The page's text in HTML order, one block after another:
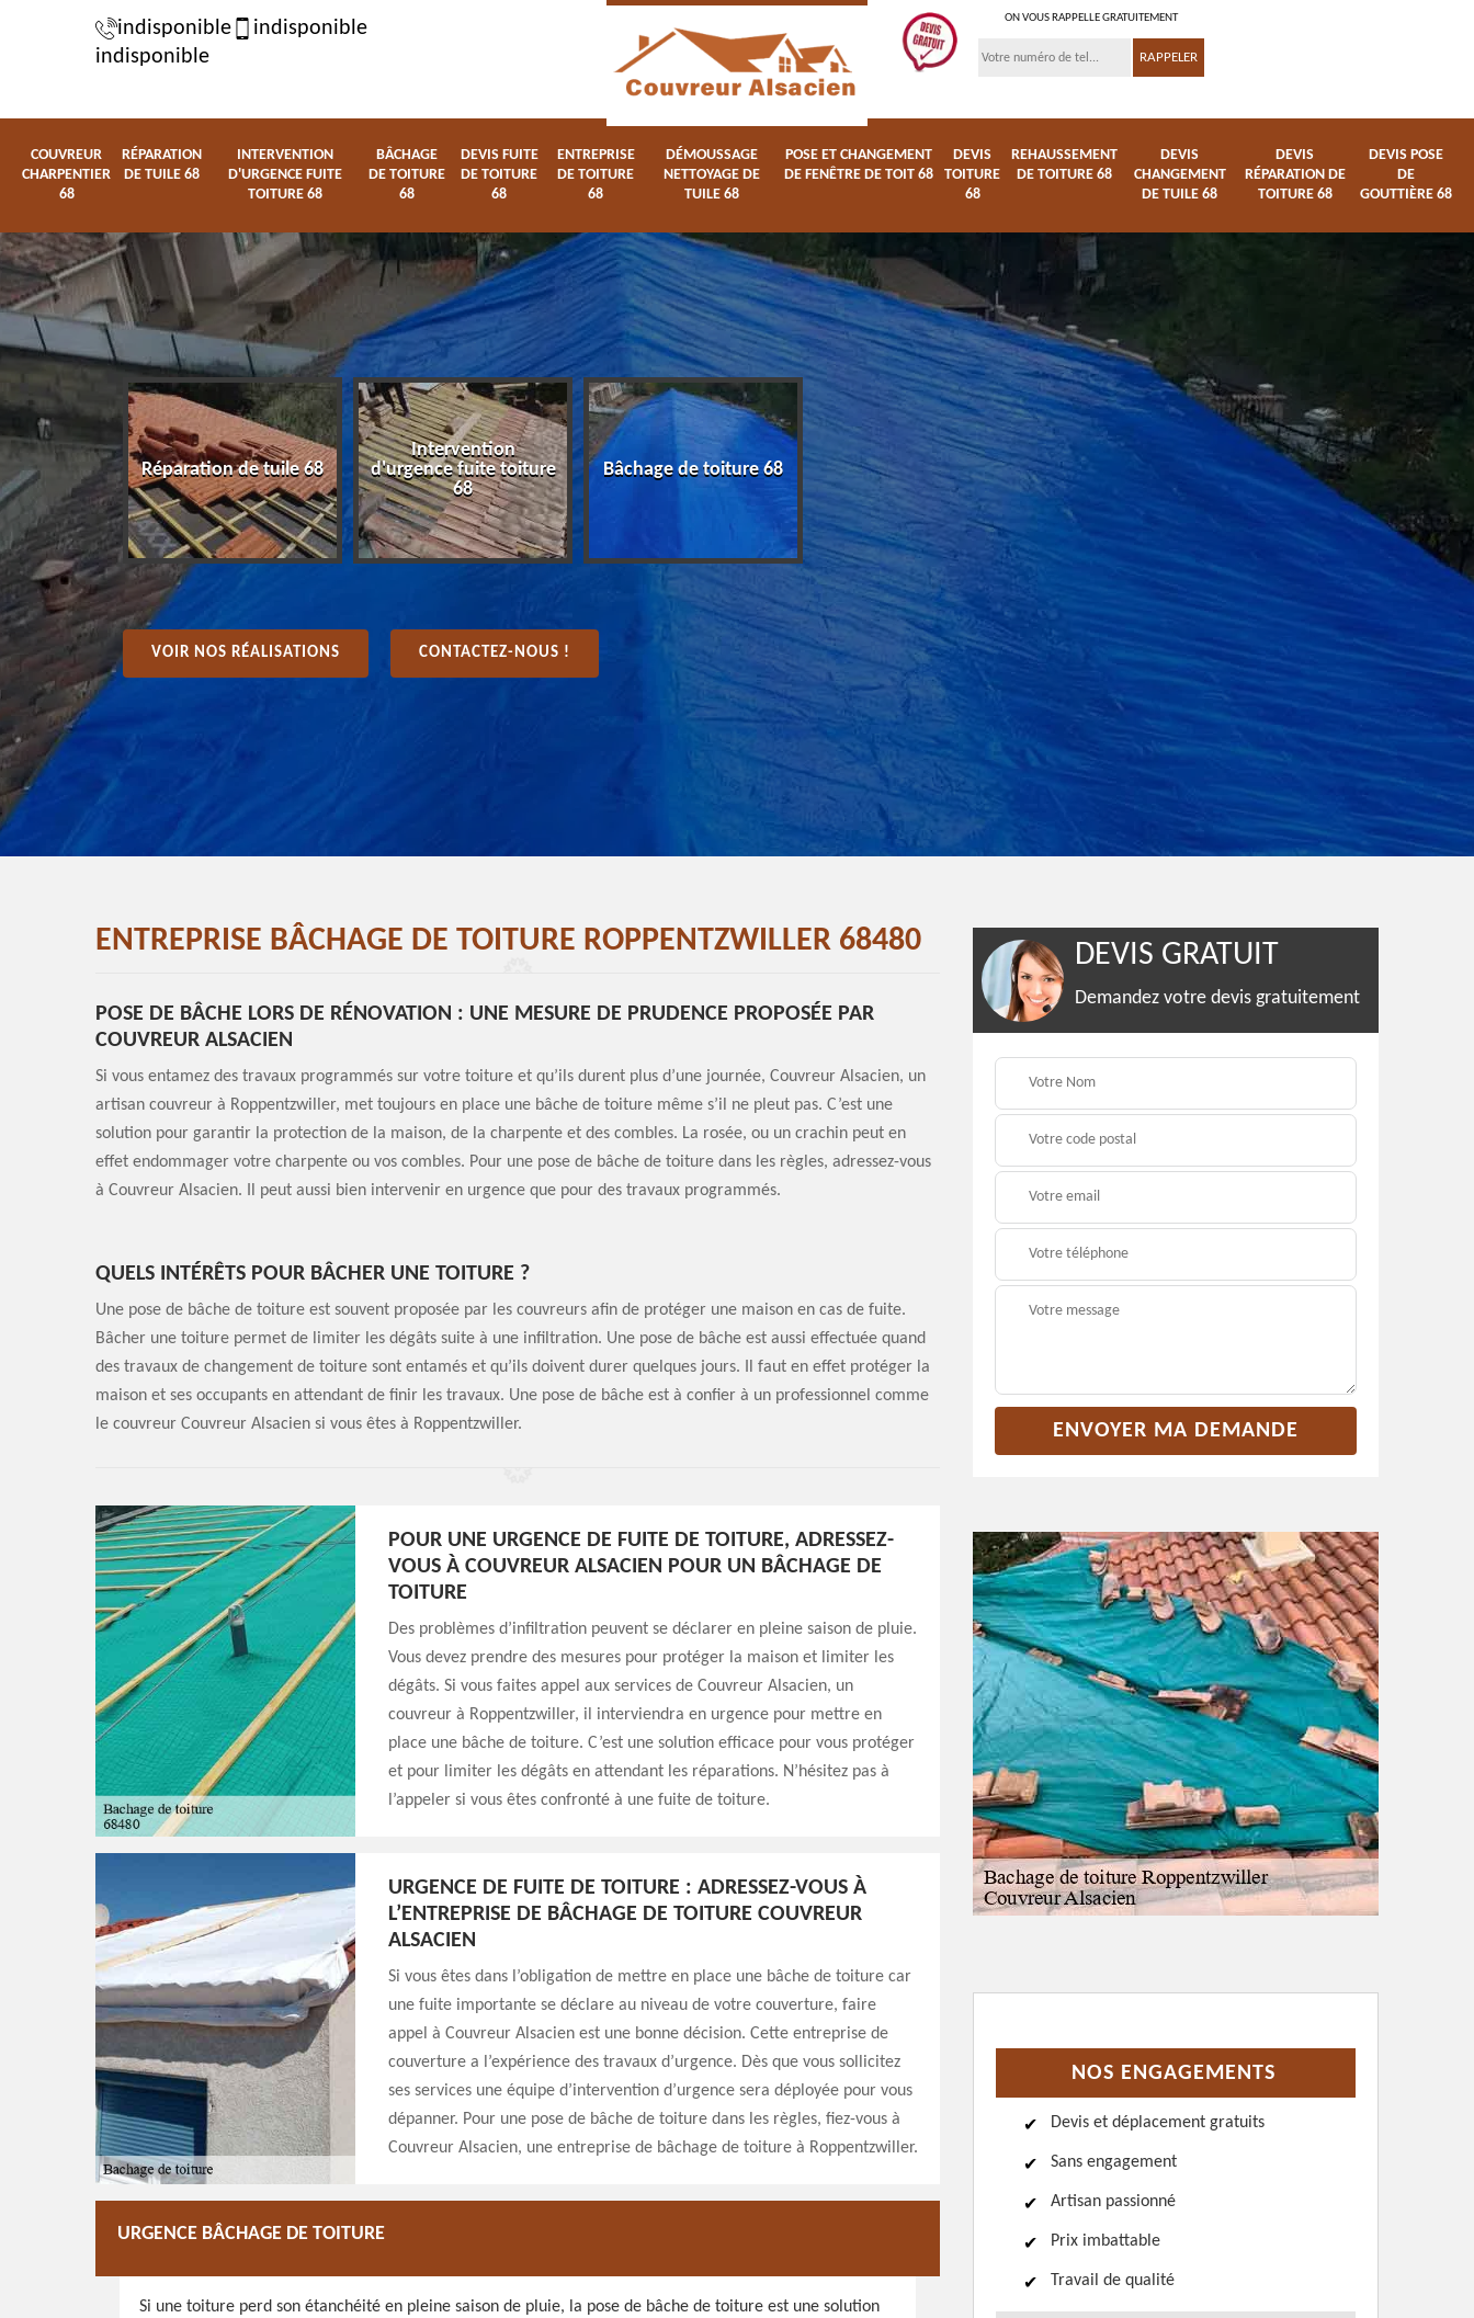
indisponible
indisponible
indisponible
ON VOUS RAPPELLE GRATUITEMENT
COUVREUR
CHARPENTIER
68
RÉPARATION
DE TUILE 68
INTERVENTION
D'URGENCE FUITE
TOITURE 68
BÂCHAGE
DE TOITURE
68
DEVIS FUITE
DE TOITURE
68
ENTREPRISE
DE TOITURE
68
DÉMOUSSAGE
NETTOYAGE DE
TUILE 68
POSE ET CHANGEMENT
DE FENÊTRE DE TOIT 68
DEVIS
TOITURE
68
REHAUSSEMENT
DE TOITURE 68
DEVIS
CHANGEMENT
DE TUILE 68
DEVIS
RÉPARATION DE
TOITURE 68
DEVIS POSE
DE
GOUTTIÈRE 68
Réparation de tuile 68
Intervention
d'urgence fuite toiture
68
Bâchage de toiture 68
Devis fuite de toiture
Entreprise de toiture
Démoussage
nettoyage de tuile 68
VOIR NOS RÉALISATIONS CONTACTEZ-NOUS !
ENTREPRISE BÂCHAGE DE TOITURE ROPPENTZWILLER 68480
POSE DE BÂCHE LORS DE RÉNOVATION : UNE MESURE DE PRUDENCE PROPOSÉE PAR
COUVREUR ALSACIEN
Si vous entamez des travaux programmés sur votre toiture et qu’ils durent plus d’une journée, Couvreur Alsacien, un
artisan couvreur à Roppentzwiller, met toujours en place une bâche de toiture même s’il ne pleut pas. C’est une
solution pour garantir la protection de la maison, de la charpente et des combles. La rosée, ou un crachin peut en
effet endommager votre charpente ou vos combles. Pour une pose de bâche de toiture dans les règles, adressez-vous
à Couvreur Alsacien. Il peut aussi bien intervenir en urgence que pour des travaux programmés.
QUELS INTÉRÊTS POUR BÂCHER UNE TOITURE ?
Une pose de bâche de toiture est souvent proposée par les couvreurs afin de protéger une maison en cas de fuite.
Bâcher une toiture permet de limiter les dégâts suite à une infiltration. Une pose de bâche est aussi effectuée quand
des travaux de changement de toiture sont entamés et qu’ils doivent durer quelques jours. Il faut en effet protéger la
maison et ses occupants en attendant de finir les travaux. Une pose de bâche est à confier à un professionnel comme
le couvreur Couvreur Alsacien si vous êtes à Roppentzwiller.
POUR UNE URGENCE DE FUITE DE TOITURE, ADRESSEZ-
VOUS À COUVREUR ALSACIEN POUR UN BÂCHAGE DE
TOITURE
Des problèmes d’infiltration peuvent se déclarer en pleine saison de pluie.
Vous devez prendre des mesures pour protéger la maison et limiter les
dégâts. Si vous faites appel aux services de Couvreur Alsacien, un
couvreur à Roppentzwiller, il interviendra en urgence pour mettre en
place une bâche de toiture. C’est une solution efficace pour vous protéger
et pour limiter les dégâts en attendant les réparations. N’hésitez pas à
l’appeler si vous êtes confronté à une fuite de toiture.
URGENCE DE FUITE DE TOITURE : ADRESSEZ-VOUS À
L’ENTREPRISE DE BÂCHAGE DE TOITURE COUVREUR
ALSACIEN
Si vous êtes dans l’obligation de mettre en place une bâche de toiture car
une fuite importante se déclare au niveau de votre couverture, faire
appel à Couvreur Alsacien est une bonne décision. Cette entreprise de
couverture a l’expérience des travaux d’urgence. Dès que vous sollicitez
ses services une équipe d’intervention d’urgence sera déployée pour vous
dépanner. Pour une pose de bâche de toiture dans les règles, fiez-vous à
Couvreur Alsacien, une entreprise de bâchage de toiture à Roppentzwiller.
URGENCE BÂCHAGE DE TOITURE
Si une toiture perd son étanchéité en pleine saison de pluie, la pose de bâche de toiture est une solution
DEVIS GRATUIT
Demandez votre devis gratuitement
NOS ENGAGEMENTS
Devis et déplacement gratuits
Sans engagement
Artisan passionné
Prix imbattable
Travail de qualité